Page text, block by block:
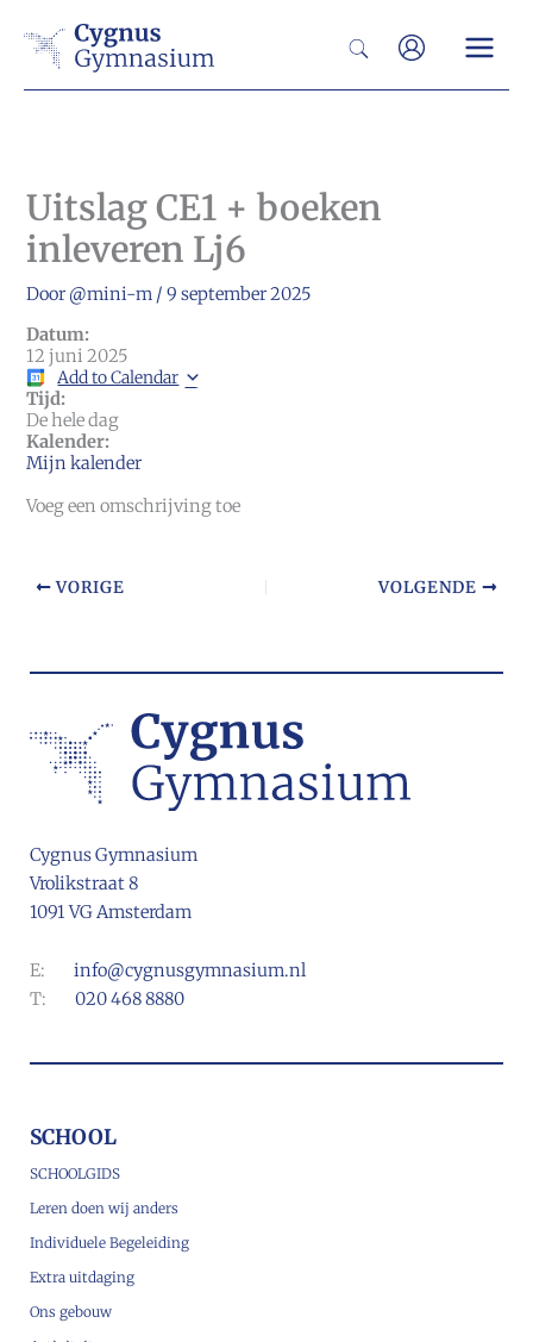
naar
Zoeken
Uitslag CE1 + boeken
inleveren Lj6
Door @mini-m /9 september 2025
Datum:
12 juni 2025
Add to Calendar
Tijd:
De hele dag
Kalender:
Mijn kalender
Voeg een omschrijving toe
VORIGE VOLGENDE
Cygnus Gymnasium
Vrolikstraat 8
1091 VG Amsterdam
E: info@cygnusgymnasium.nl
T: 020 468 8880
SCHOOL
SCHOOLGIDS
Leren doen wij anders
Individuele Begeleiding
Extra uitdaging
Ons gebouw